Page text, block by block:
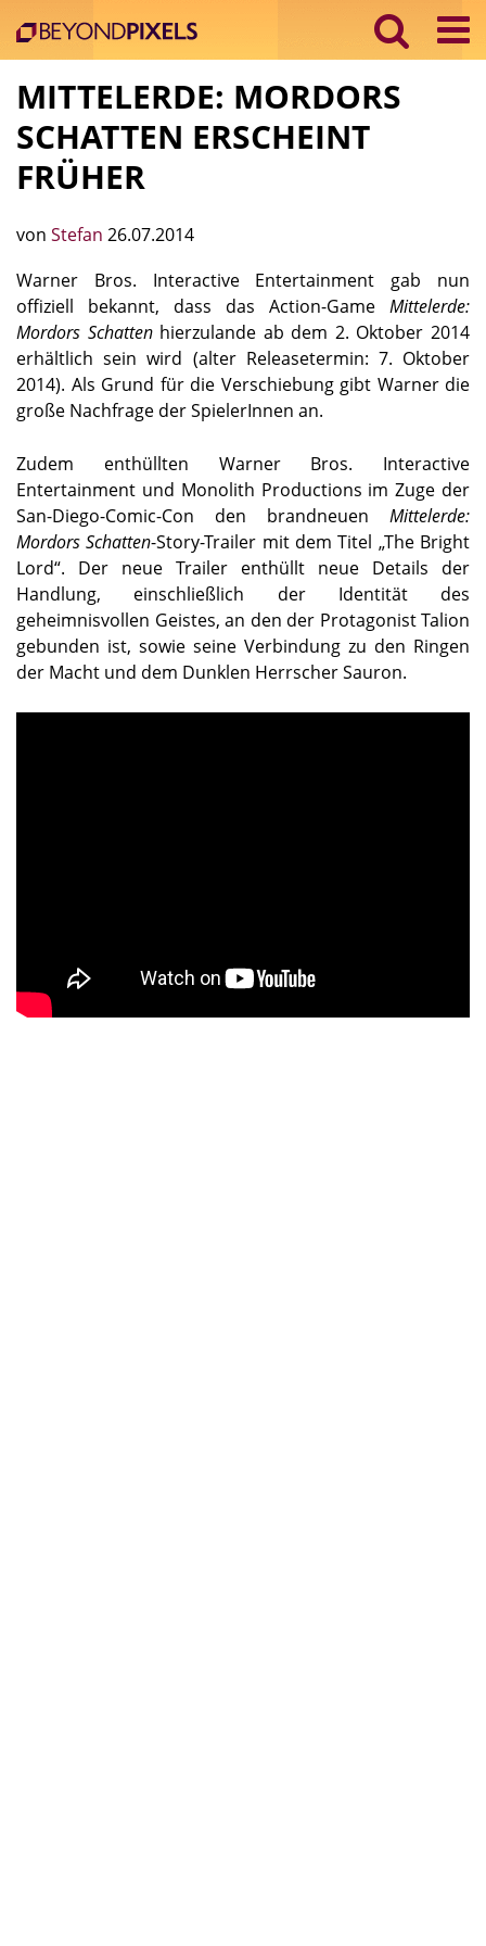
MITTELERDE: MORDORS
SCHATTEN ERSCHEINT
FRÜHER
von Stefan 26.07.2014
Warner Bros. Interactive Entertainment gab nun
offiziell bekannt, dass das Action-Game Mittelerde:
Mordors Schattenhierzulande ab dem 2. Oktober 2014
erhältlich sein wird (alter Releasetermin: 7. Oktober
2014). Als Grund für die Verschiebung gibt Warner die
große Nachfrage der SpielerInnen an.
Zudem enthüllten Warner Bros. Interactive
Entertainment und Monolith Productions im Zuge der
San-Diego-Comic-Con den brandneuen Mittelerde:
Mordors Schatten-Story-Trailer mit dem Titel „The Bright
Lord“. Der neue Trailer enthüllt neue Details der
Handlung, einschließlich der Identität des
geheimnisvollen Geistes, an den der Protagonist Talion
gebunden ist, sowie seine Verbindung zu den Ringen
der Macht und dem Dunklen Herrscher Sauron.